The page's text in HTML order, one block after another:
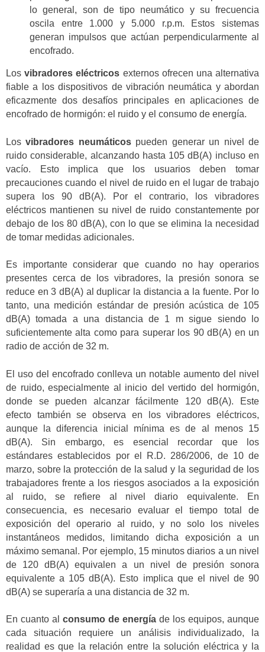
lo general, son de tipo neumático y su frecuencia
oscila entre 1.000 y 5.000 r.p.m. Estos sistemas
generan impulsos que actúan perpendicularmente al
encofrado.
Losvibradores eléctricos externos ofrecen una alternativa
fiable a los dispositivos de vibración neumática y abordan
eficazmente dos desafíos principales en aplicaciones de
encofrado de hormigón: el ruido y el consumo de energía.
Losvibradores neumáticospueden generar un nivel de
ruido considerable, alcanzando hasta 105 dB(A) incluso en
vacío. Esto implica que los usuarios deben tomar
precauciones cuando el nivel de ruido en el lugar de trabajo
supera los 90 dB(A). Por el contrario, los vibradores
eléctricos mantienen su nivel de ruido constantemente por
debajo de los 80 dB(A), con lo que se elimina la necesidad
de tomar medidas adicionales.
Es importante considerar que cuando no hay operarios
presentes cerca de los vibradores, la presión sonora se
reduce en 3 dB(A) al duplicar la distancia a la fuente. Por lo
tanto, una medición estándar de presión acústica de 105
dB(A) tomada a una distancia de 1 m sigue siendo lo
suficientemente alta como para superar los 90 dB(A) en un
radio de acción de 32 m.
El uso del encofrado conlleva un notable aumento del nivel
de ruido, especialmente al inicio del vertido del hormigón,
donde se pueden alcanzar fácilmente 120 dB(A). Este
efecto también se observa en los vibradores eléctricos,
aunque la diferencia inicial mínima es de al menos 15
dB(A). Sin embargo, es esencial recordar que los
estándares establecidos por el R.D. 286/2006, de 10 de
marzo, sobre la protección de la salud y la seguridad de los
trabajadores frente a los riesgos asociados a la exposición
al ruido, se refiere al nivel diario equivalente. En
consecuencia, es necesario evaluar el tiempo total de
exposición del operario al ruido, y no solo los niveles
instantáneos medidos, limitando dicha exposición a un
máximo semanal. Por ejemplo, 15 minutos diarios a un nivel
de 120 dB(A) equivalen a un nivel de presión sonora
equivalente a 105 dB(A). Esto implica que el nivel de 90
dB(A) se superaría a una distancia de 32 m.
En cuanto al consumo de energía de los equipos, aunque
cada situación requiere un análisis individualizado, la
realidad es que la relación entre la solución eléctrica y la